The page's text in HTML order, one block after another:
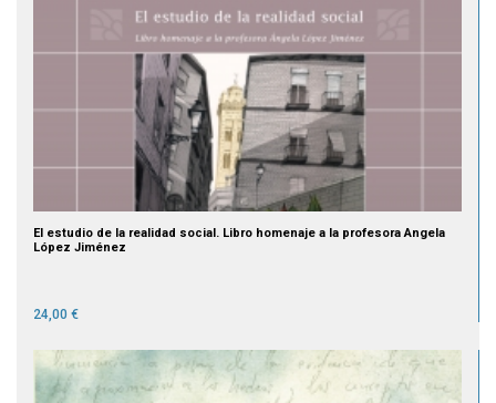
El estudio de la realidad social. Libro homenaje a la profesora Angela
López Jiménez
24,00 €